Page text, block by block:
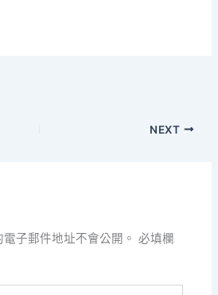
NEXT
子郵件地址不會公開。 必填欄